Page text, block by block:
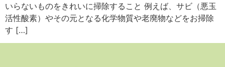
いらないものをきれいに掃除すること 例えば、サビ（悪玉
活性酸素）やその元となる化学物質や老廃物などをお掃除
す […]